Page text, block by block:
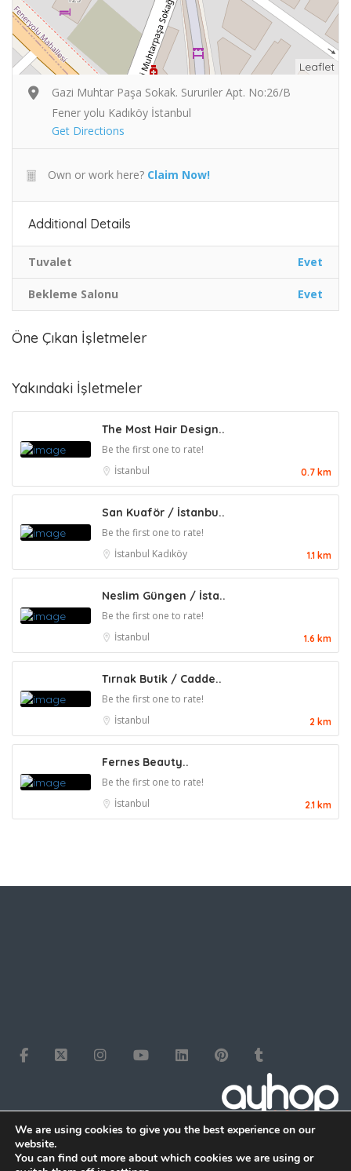
Leaflet
Gazi Muhtar Paşa Sokak. Sururiler Apt. No:26/B
Fener yolu Kadıköy İstanbul
Get Directions
Own or work here? Claim Now!
Additional Details
Tuvalet Evet
Bekleme Salonu Evet
Öne Çıkan İşletmeler
Yakındaki İşletmeler
The Most Hair Design..
Be the first one to rate!
İstanbul
0.7 km
San Kuaför / İstanbu..
Be the first one to rate!
İstanbul Kadıköy 1.1 km
Neslim Güngen / İsta..
Be the first one to rate!
İstanbul
1.6 km
Tırnak Butik / Cadde..
Be the first one to rate!
İstanbul
2 km
Fernes Beauty..
Be the first one to rate!
İstanbul
2.1 km
We are using cookies to give you the best experience on our
website.
You can find out more about which cookies we are using or